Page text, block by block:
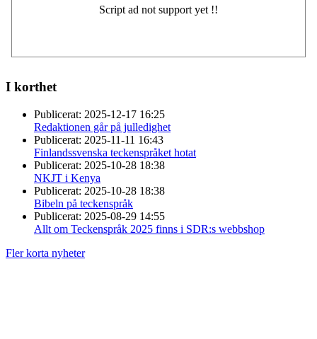
I korthet
Publicerat: 2025-12-17 16:25
Redaktionen går på julledighet
Publicerat: 2025-11-11 16:43
Finlandssvenska teckenspråket hotat
Publicerat: 2025-10-28 18:38
NKJT i Kenya
Publicerat: 2025-10-28 18:38
Bibeln på teckenspråk
Publicerat: 2025-08-29 14:55
Allt om Teckenspråk 2025 finns i SDR:s webbshop
Fler korta nyheter